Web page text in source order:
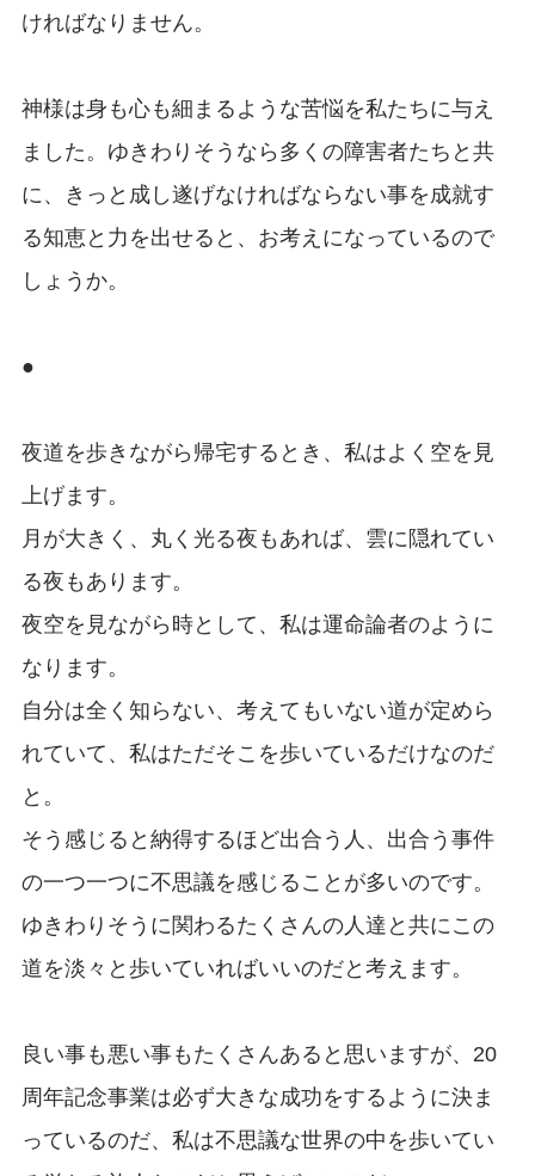
ければなりません。
神様は身も心も細まるような苦悩を私たちに与え
ました。ゆきわりそうなら多くの障害者たちと共
に、きっと成し遂げなければならない事を成就す
る知恵と力を出せると、お考えになっているので
しょうか。
●
夜道を歩きながら帰宅するとき、私はよく空を見
上げます。
月が大きく、丸く光る夜もあれば、雲に隠れてい
る夜もあります。
夜空を見ながら時として、私は運命論者のように
なります。
自分は全く知らない、考えてもいない道が定めら
れていて、私はただそこを歩いているだけなのだ
と。
そう感じると納得するほど出合う人、出合う事件
の一つ一つに不思議を感じることが多いのです。
ゆきわりそうに関わるたくさんの人達と共にこの
道を淡々と歩いていればいいのだと考えます。
良い事も悪い事もたくさんあると思いますが、20
周年記念事業は必ず大きな成功をするように決ま
っているのだ、私は不思議な世界の中を歩いてい